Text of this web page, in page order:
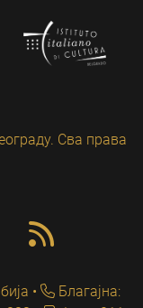
Сва права
Благајна: